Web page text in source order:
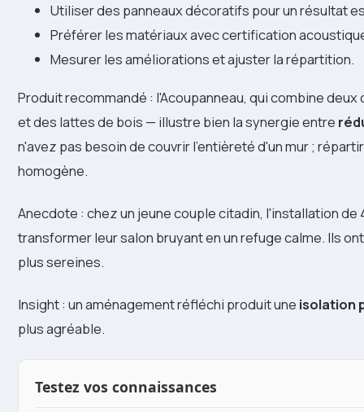
Utiliser des panneaux décoratifs pour un résultat
Préférer les matériaux avec certification
Mesurer les améliorations et ajuster la répartition.
Produit recommandé : l'Acoupanneau, qui combine
et des lattes de bois — illustre bien la synergie entre
n'avez pas besoin de couvrir l'entièreté d'un mur ;
homogène.
Anecdote : chez un jeune couple citadin, l'installation de
transformer leur salon bruyant en un refuge calme. Ils
plus sereines.
Insight : un aménagement réfléchi produit une isolation
plus agréable.
Testez vos connaissances